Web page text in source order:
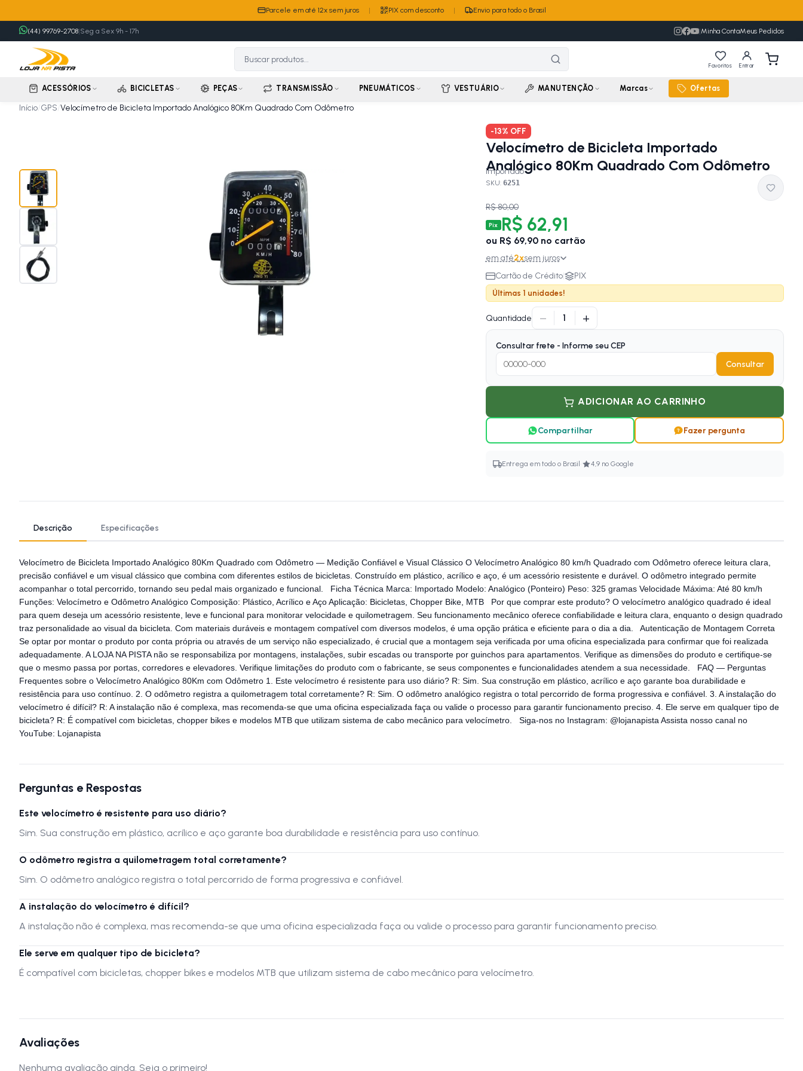
Parcele em até 12x sem juros | PIX com desconto | Envio para todo o Brasil
(44) 99769-2708|Seg a Sex 9h - 17h |Minha ContaMeus Pedidos
Favoritos Entrar
ACESSÓRIOS BICICLETAS PEÇAS TRANSMISSÃO PNEUMÁTICOS VESTUÁRIO MANUTENÇÃO Marcas Ofertas
Início/GPS/Velocímetro de Bicicleta Importado Analógico 80Km Quadrado Com Odômetro
-13% OFF
Velocímetro de Bicicleta Importado
Analógico 80Km Quadrado Com Odômetro
Importado
SKU: 6251
R$ 80,00
Pix R$ 62,91
ou R$ 69,90no cartão
em até2xsem juros
Cartão de Crédito| PIX
Últimas 1 unidades!
Quantidade − 1 +
Consultar frete - Informe seu CEP
Consultar
ADICIONAR AO CARRINHO
Compartilhar Fazer pergunta
Entrega em todo o Brasil · 4,9 no Google
Descrição Especificações
Velocímetro de Bicicleta Importado Analógico 80Km Quadrado com Odômetro — Medição Confiável e Visual Clássico O Velocímetro Analógico 80 km/h Quadrado com Odômetro oferece leitura clara,
precisão confiável e um visual clássico que combina com diferentes estilos de bicicletas. Construído em plástico, acrílico e aço, é um acessório resistente e durável. O odômetro integrado permite
acompanhar o total percorrido, tornando seu pedal mais organizado e funcional. Ficha Técnica Marca: Importado Modelo: Analógico (Ponteiro) Peso: 325 gramas Velocidade Máxima: Até 80 km/h
Funções: Velocímetro e Odômetro Analógico Composição: Plástico, Acrílico e Aço Aplicação: Bicicletas, Chopper Bike, MTB Por que comprar este produto? O velocímetro analógico quadrado é ideal
para quem deseja um acessório resistente, leve e funcional para monitorar velocidade e quilometragem. Seu funcionamento mecânico oferece confiabilidade e leitura clara, enquanto o design quadrado
traz personalidade ao visual da bicicleta. Com materiais duráveis e montagem compatível com diversos modelos, é uma opção prática e eficiente para o dia a dia. Autenticação de Montagem Correta
Se optar por montar o produto por conta própria ou através de um serviço não especializado, é crucial que a montagem seja verificada por uma oficina especializada para confirmar que foi realizada
adequadamente. A LOJA NA PISTA não se responsabiliza por montagens, instalações, subir escadas ou transporte por guinchos para apartamentos. Verifique as dimensões do produto e certifique-se
que o mesmo passa por portas, corredores e elevadores. Verifique limitações do produto com o fabricante, se seus componentes e funcionalidades atendem a sua necessidade. FAQ — Perguntas
Frequentes sobre o Velocímetro Analógico 80Km com Odômetro 1. Este velocímetro é resistente para uso diário? R: Sim. Sua construção em plástico, acrílico e aço garante boa durabilidade e
resistência para uso contínuo. 2. O odômetro registra a quilometragem total corretamente? R: Sim. O odômetro analógico registra o total percorrido de forma progressiva e confiável. 3. A instalação do
velocímetro é difícil? R: A instalação não é complexa, mas recomenda-se que uma oficina especializada faça ou valide o processo para garantir funcionamento preciso. 4. Ele serve em qualquer tipo de
bicicleta? R: É compatível com bicicletas, chopper bikes e modelos MTB que utilizam sistema de cabo mecânico para velocímetro. Siga-nos no Instagram: @lojanapista Assista nosso canal no
YouTube: Lojanapista
Perguntas e Respostas
Este velocímetro é resistente para uso diário?
Sim. Sua construção em plástico, acrílico e aço garante boa durabilidade e resistência para uso contínuo.
O odômetro registra a quilometragem total corretamente?
Sim. O odômetro analógico registra o total percorrido de forma progressiva e confiável.
A instalação do velocímetro é difícil?
A instalação não é complexa, mas recomenda-se que uma oficina especializada faça ou valide o processo para garantir funcionamento preciso.
Ele serve em qualquer tipo de bicicleta?
É compatível com bicicletas, chopper bikes e modelos MTB que utilizam sistema de cabo mecânico para velocímetro.
Avaliações
Nenhuma avaliação ainda. Seja o primeiro!